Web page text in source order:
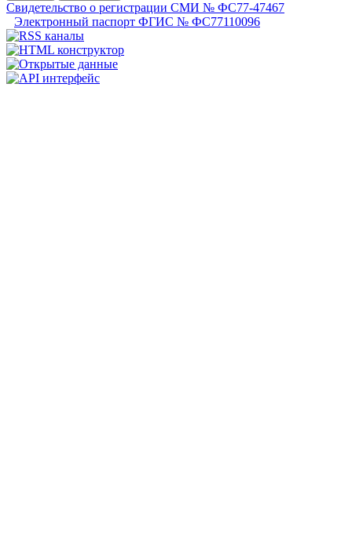
Свидетельство о регистрации СМИ № ФС77-47467
Электронный паспорт ФГИС № ФС77110096